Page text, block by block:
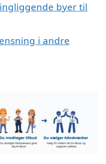
byer til
i andre